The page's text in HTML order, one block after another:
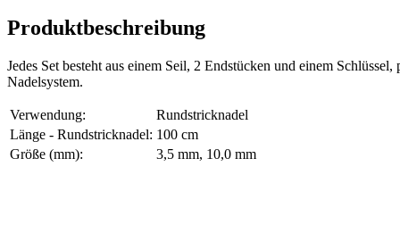
Produktbeschreibung
Jedes Set besteht aus einem Seil, 2 Endstücken und einem
Nadelsystem.
Verwendung:
Rundstricknadel
Länge - Rundstricknadel: 100 cm
Größe (mm):
3,5 mm, 10,0 mm